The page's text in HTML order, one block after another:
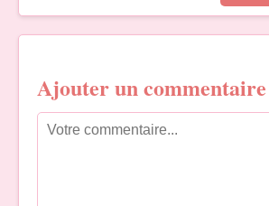
Ajouter un commentaire